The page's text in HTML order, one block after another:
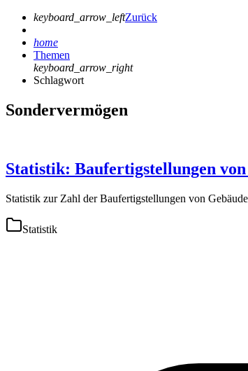
keyboard_arrow_leftZurück
home
Themen
keyboard_arrow_right
Schlagwort
Sondervermögen
Statistik: Baufertigstellungen
Statistik zur Zahl der Baufertigstellungen von
Statistik